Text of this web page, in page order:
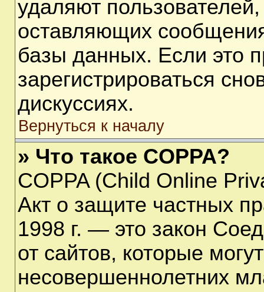
удаляют
оставляющих
базы данных. Если это
зарегистрироваться
дискуссиях.
Вернуться к началу
» Что такое COPPA?
COPPA (Child Online
Акт о защите частных
1998 г. — это закон
от сайтов, которые
несовершеннолетних